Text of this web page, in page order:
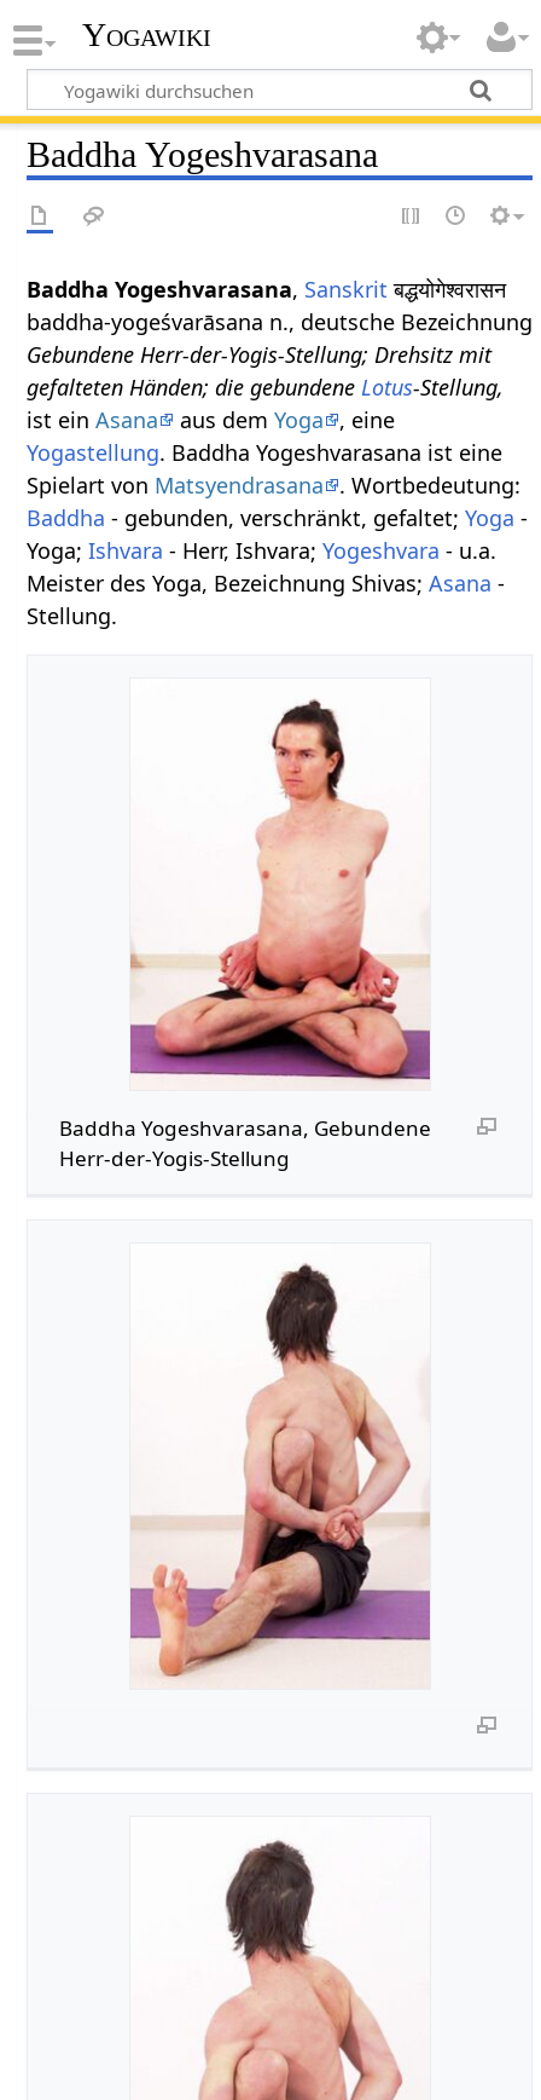
Yogawiki
Baddha Yogeshvarasana
Baddha Yogeshvarasana, Sanskrit बद्धयोगेश्वरासन
baddha-yogeśvarāsana n., deutsche Bezeichnung
Gebundene Herr-der-Yogis-Stellung; Drehsitz mit
gefalteten Händen; die gebundeneLotus-Stellung,
ist einAsana aus demYoga
, eine
Yogastellung. Baddha Yogeshvarasana ist eine
Spielart von Matsyendrasana
. Wortbedeutung:
Baddha - gebunden, verschränkt, gefaltet;Yoga -
Yoga;Ishvara - Herr, Ishvara;Yogeshvara - u.a.
Meister des Yoga, Bezeichnung Shivas;Asana -
Stellung.
Baddha Yogeshvarasana, Gebundene
Herr-der-Yogis-Stellung